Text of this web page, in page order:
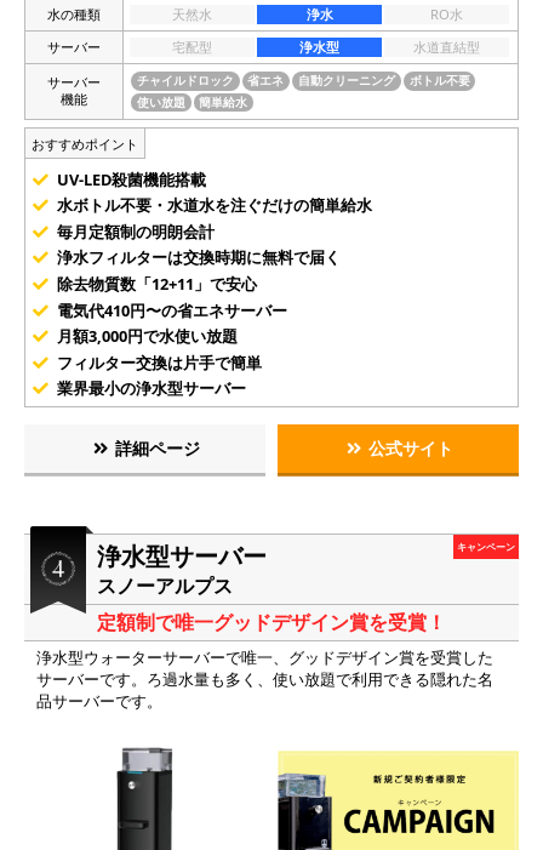
水の種類 天然水 浄水
RO水
サーバー
宅配型 浄水型
水道直結型
サーバー
機能
チャイルドロック 省エネ 自動クリーニング
ボトル不要
使い放題
簡単給水
おすすめポイント
UV-LED殺菌機能搭載
水ボトル不要・水道水を注ぐだけの簡単給水
毎月定額制の明朗会計
浄水フィルターは交換時期に無料で届く
除去物質数「12+11」で安心
電気代410円〜の省エネサーバー
月額3,000円で水使い放題
フィルター交換は片手で簡単
業界最小の浄水型サーバー
詳細ページ 公式サイト
浄水型サーバー
スノーアルプス
キャンペーン
定額制で唯一グッドデザイン賞を受賞！
浄水型ウォーターサーバーで唯一、グッドデザイン賞を受賞した
サーバーです。ろ過水量も多く、使い放題で利用できる隠れた名
品サーバーです。